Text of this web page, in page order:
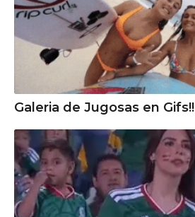
Galeria de Jugosas en Gifs!!